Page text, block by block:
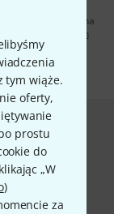
tym wiąże.
oferty,
prostu
do
„W
)
za
Możesz
informacji na
dotyczących